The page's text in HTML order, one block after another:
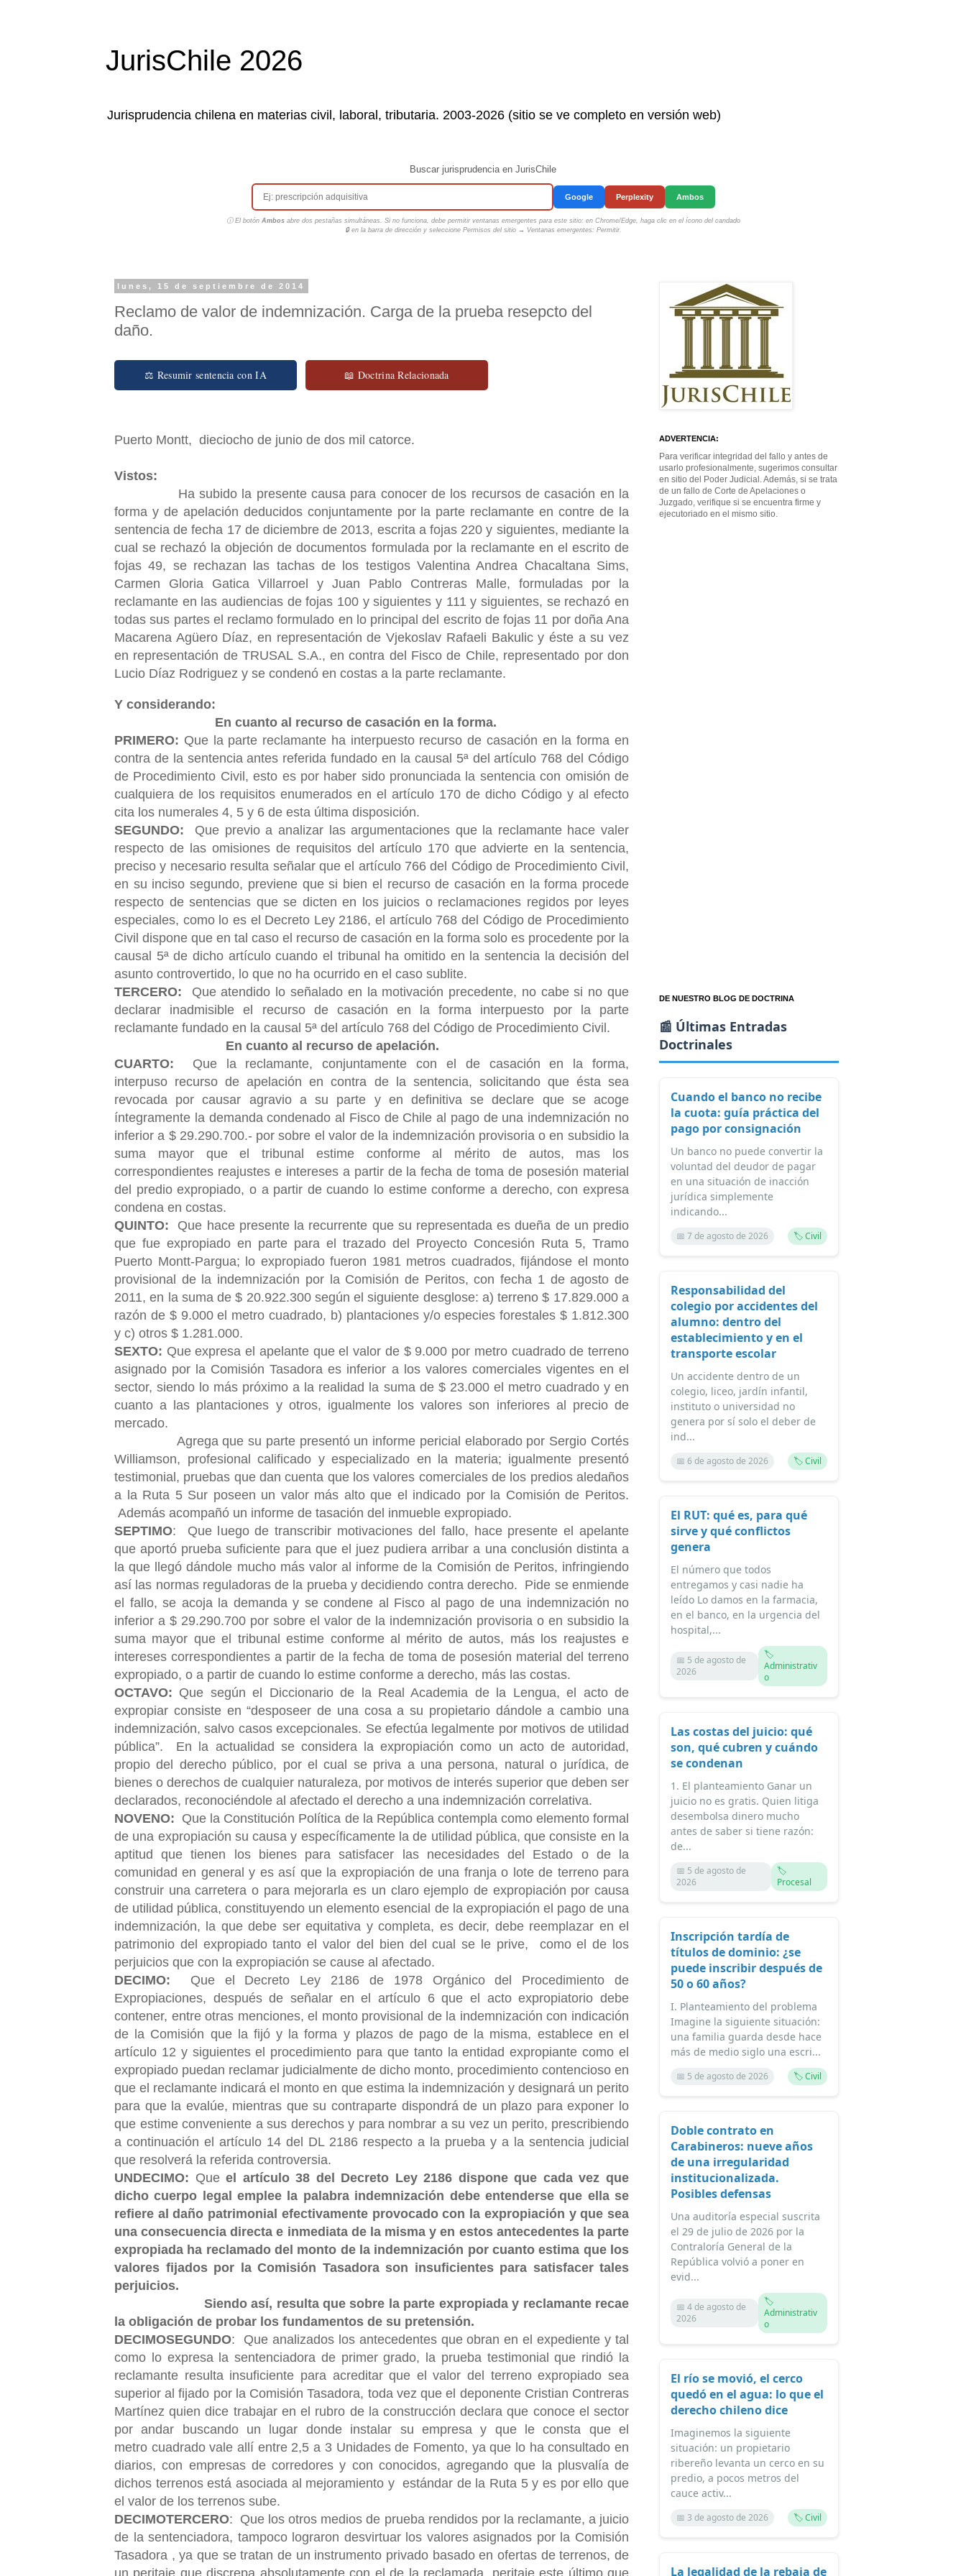
JurisChile 2026
Jurisprudencia chilena en materias civil, laboral, tributaria. 2003-2026 (sitio se ve completo en versión web)
Buscar jurisprudencia en JurisChile
Google Perplexity Ambos
ⓘ El botón Ambosabre dos pestañas simultáneas. Si no funciona, debe permitir ventanas emergentes para este sitio: en Chrome/Edge, haga clic en el ícono del candado
🔒 en la barra de dirección y seleccione Permisos del sitio → Ventanas emergentes: Permitir.
lunes, 15 de septiembre de 2014
Reclamo de valor de indemnización. Carga de la prueba resepcto del
daño.
⚖ Resumir sentencia con IA 📖 Doctrina Relacionada
Puerto Montt, dieciocho de junio de dos mil catorce.
Vistos:
Ha subido la presente causa para conocer de los recursos de casación en la
forma y de apelación deducidos conjuntamente por la parte reclamante en contre de la
sentencia de fecha 17 de diciembre de 2013, escrita a fojas 220 y siguientes, mediante la
cual se rechazó la objeción de documentos formulada por la reclamante en el escrito de
fojas 49, se rechazan las tachas de los testigos Valentina Andrea Chacaltana Sims,
Carmen Gloria Gatica Villarroel y Juan Pablo Contreras Malle, formuladas por la
reclamante en las audiencias de fojas 100 y siguientes y 111 y siguientes, se rechazó en
todas sus partes el reclamo formulado en lo principal del escrito de fojas 11 por doña Ana
Macarena Agüero Díaz, en representación de Vjekoslav Rafaeli Bakulic y éste a su vez
en representación de TRUSAL S.A., en contra del Fisco de Chile, representado por don
Lucio Díaz Rodriguez y se condenó en costas a la parte reclamante.
Y considerando:
En cuanto al recurso de casación en la forma.
PRIMERO: Que la parte reclamante ha interpuesto recurso de casación en la forma en
contra de la sentencia antes referida fundado en la causal 5ª del artículo 768 del Código
de Procedimiento Civil, esto es por haber sido pronunciada la sentencia con omisión de
cualquiera de los requisitos enumerados en el artículo 170 de dicho Código y al efecto
cita los numerales 4, 5 y 6 de esta última disposición.
SEGUNDO:
Que previo a analizar las argumentaciones que la reclamante hace valer
respecto de las omisiones de requisitos del artículo 170 que advierte en la sentencia,
preciso y necesario resulta señalar que el artículo 766 del Código de Procedimiento Civil,
en su inciso segundo, previene que si bien el recurso de casación en la forma procede
respecto de sentencias que se dicten en los juicios o reclamaciones regidos por leyes
especiales, como lo es el Decreto Ley 2186, el artículo 768 del Código de Procedimiento
Civil dispone que en tal caso el recurso de casación en la forma solo es procedente por la
causal 5ª de dicho artículo cuando el tribunal ha omitido en la sentencia la decisión del
asunto controvertido, lo que no ha ocurrido en el caso sublite.
TERCERO: Que atendido lo señalado en la motivación precedente, no cabe si no que
declarar inadmisible el recurso de casación en la forma interpuesto por la parte
reclamante fundado en la causal 5ª del artículo 768 del Código de Procedimiento Civil.
En cuanto al recurso de apelación.
CUARTO: Que la reclamante, conjuntamente con el de casación en la forma,
interpuso recurso de apelación en contra de la sentencia, solicitando que ésta sea
revocada por causar agravio a su parte y en definitiva se declare que se acoge
íntegramente la demanda condenado al Fisco de Chile al pago de una indemnización no
inferior a $ 29.290.700.- por sobre el valor de la indemnización provisoria o en subsidio la
suma mayor que el tribunal estime conforme al mérito de autos, mas los
correspondientes reajustes e intereses a partir de la fecha de toma de posesión material
del predio expropiado, o a partir de cuando lo estime conforme a derecho, con expresa
condena en costas.
QUINTO: Que hace presente la recurrente que su representada es dueña de un predio
que fue expropiado en parte para el trazado del Proyecto Concesión Ruta 5, Tramo
Puerto Montt-Pargua; lo expropiado fueron 1981 metros cuadrados, fijándose el monto
provisional de la indemnización por la Comisión de Peritos, con fecha 1 de agosto de
2011, en la suma de $ 20.922.300 según el siguiente desglose: a) terreno $ 17.829.000 a
razón de $ 9.000 el metro cuadrado, b) plantaciones y/o especies forestales $ 1.812.300
y c) otros $ 1.281.000.
SEXTO: Que expresa el apelante que el valor de $ 9.000 por metro cuadrado de terreno
asignado por la Comisión Tasadora es inferior a los valores comerciales vigentes en el
sector, siendo lo más próximo a la realidad la suma de $ 23.000 el metro cuadrado y en
cuanto a las plantaciones y otros, igualmente los valores son inferiores al precio de
mercado.
Agrega que su parte presentó un informe pericial elaborado por Sergio Cortés
Williamson, profesional calificado y especializado en la materia; igualmente presentó
testimonial, pruebas que dan cuenta que los valores comerciales de los predios aledaños
a la Ruta 5 Sur poseen un valor más alto que el indicado por la Comisión de Peritos.
Además acompañó un informe de tasación del inmueble expropiado.
SEPTIMO: Que luego de transcribir motivaciones del fallo, hace presente el apelante
que aportó prueba suficiente para que el juez pudiera arribar a una conclusión distinta a
la que llegó dándole mucho más valor al informe de la Comisión de Peritos, infringiendo
así las normas reguladoras de la prueba y decidiendo contra derecho. Pide se enmiende
el fallo, se acoja la demanda y se condene al Fisco al pago de una indemnización no
inferior a $ 29.290.700 por sobre el valor de la indemnización provisoria o en subsidio la
suma mayor que el tribunal estime conforme al mérito de autos, más los reajustes e
intereses correspondientes a partir de la fecha de toma de posesión material del terreno
expropiado, o a partir de cuando lo estime conforme a derecho, más las costas.
OCTAVO: Que según el Diccionario de la Real Academia de la Lengua, el acto de
expropiar consiste en “desposeer de una cosa a su propietario dándole a cambio una
indemnización, salvo casos excepcionales. Se efectúa legalmente por motivos de utilidad
pública”. En la actualidad se considera la expropiación como un acto de autoridad,
propiodel derecho público, por el cual se priva a una persona, natural o jurídica, de
bienes o derechos de cualquier naturaleza, por motivos de interés superior que deben ser
declarados, reconociéndole al afectado el derecho a una indemnización correlativa.
NOVENO: Que la Constitución Política de la República contempla como elemento formal
de una expropiación su causa y específicamente la de utilidad pública, que consiste en la
aptitud que tienen los bienes para satisfacer las necesidades del Estado o de la
comunidad en general y es así que la expropiación de una franja o lote de terreno para
construir una carretera o para mejorarla es un claro ejemplo de expropiación por causa
de utilidad pública, constituyendo un elemento esencial de la expropiación el pago de una
indemnización, la que debe ser equitativa y completa, es decir, debe reemplazar en el
patrimonio del expropiado tanto el valor del bien del cual se le prive, como el de los
perjuicios que con la expropiación se cause al afectado.
DECIMO:
Que el Decreto Ley 2186 de 1978 Orgánico del Procedimiento de
Expropiaciones, después de señalar en el artículo 6 que el acto expropiatorio debe
contener, entre otras menciones, el monto provisional de la indemnización con indicación
de la Comisión que la fijó y la forma y plazos de pago de la misma, establece en el
artículo 12 y siguientes el procedimiento para que tanto la entidad expropiante como el
expropiado puedan reclamar judicialmente de dicho monto, procedimiento contencioso en
que el reclamante indicará el monto en que estima la indemnización y designará un perito
para que la evalúe, mientras que su contraparte dispondrá de un plazo para exponer lo
que estime conveniente a sus derechos y para nombrar a su vez un perito, prescribiendo
a continuación el artículo 14 del DL 2186 respecto a la prueba y a la sentencia judicial
que resolverá la referida controversia.
UNDECIMO: Queel artículo 38 del Decreto Ley 2186 dispone que cada vez que
dicho cuerpo legal emplee la palabra indemnización debe entenderse que ella se
refiere al daño patrimonial efectivamente provocado con la expropiación y que sea
una consecuencia directa e inmediata de la misma y en estos antecedentes la parte
expropiada ha reclamado del monto de la indemnización por cuanto estima que los
valores fijados por la Comisión Tasadora son insuficientes para satisfacer tales
perjuicios.
Siendo así, resulta que sobre la parte expropiada y reclamante recae
la obligación de probar los fundamentos de su pretensión.
DECIMOSEGUNDO: Que analizados los antecedentes que obran en el expediente y tal
como lo expresa la sentenciadora de primer grado, la prueba testimonial que rindió la
reclamante resulta insuficiente para acreditar que el valor del terreno expropiado sea
superior al fijado por la Comisión Tasadora, toda vez que el deponente Cristian Contreras
Martínez quien dice trabajar en el rubro de la construcción declara que conoce el sector
por andar buscando un lugar donde instalar su empresa y que le consta que el
metro cuadrado vale allí entre 2,5 a 3 Unidades de Fomento, ya que lo ha consultado en
diarios, con empresas de corredores y con conocidos, agregando que la plusvalía de
dichos terrenos está asociada al mejoramiento y estándar de la Ruta 5 y es por ello que
el valor de los terrenos sube.
DECIMOTERCERO: Que los otros medios de prueba rendidos por la reclamante, a juicio
de la sentenciadora, tampoco lograron desvirtuar los valores asignados por la Comisión
Tasadora , ya que se tratan de un instrumento privado basado en ofertas de terrenos, de
un peritaje que discrepa absolutamente con el de la reclamada, peritaje este último que
ADVERTENCIA:
Para verificar integridad del fallo y antes de
usarlo profesionalmente, sugerimos consultar
en sitio del Poder Judicial. Además, si se trata
de un fallo de Corte de Apelaciones o
Juzgado, verifique si se encuentra firme y
ejecutoriado en el mismo sitio.
DE NUESTRO BLOG DE DOCTRINA
📰 Últimas Entradas
Doctrinales
Cuando el banco no recibe
la cuota: guía práctica del
pago por consignación
Un banco no puede convertir la
voluntad del deudor de pagar
en una situación de inacción
jurídica simplemente
indicando...
📅 7 de agosto de 2026 🏷️ Civil
Responsabilidad del
colegio por accidentes del
alumno: dentro del
establecimiento y en el
transporte escolar
Un accidente dentro de un
colegio, liceo, jardín infantil,
instituto o universidad no
genera por sí solo el deber de
ind...
📅 6 de agosto de 2026 🏷️ Civil
El RUT: qué es, para qué
sirve y qué conflictos
genera
El número que todos
entregamos y casi nadie ha
leído Lo damos en la farmacia,
en el banco, en la urgencia del
hospital,...
📅 5 de agosto de
2026
🏷️
Administrativ
o
Las costas del juicio: qué
son, qué cubren y cuándo
se condenan
1. El planteamiento Ganar un
juicio no es gratis. Quien litiga
desembolsa dinero mucho
antes de saber si tiene razón:
de...
📅 5 de agosto de
2026
🏷️
Procesal
Inscripción tardía de
títulos de dominio: ¿se
puede inscribir después de
50 o 60 años?
I. Planteamiento del problema
Imagine la siguiente situación:
una familia guarda desde hace
más de medio siglo una escri...
📅 5 de agosto de 2026 🏷️ Civil
Doble contrato en
Carabineros: nueve años
de una irregularidad
institucionalizada.
Posibles defensas
Una auditoría especial suscrita
el 29 de julio de 2026 por la
Contraloría General de la
República volvió a poner en
evid...
📅 4 de agosto de
2026
🏷️
Administrativ
o
El río se movió, el cerco
quedó en el agua: lo que el
derecho chileno dice
Imaginemos la siguiente
situación: un propietario
ribereño levanta un cerco en su
predio, a pocos metros del
cauce activ...
📅 3 de agosto de 2026 🏷️ Civil
La legalidad de la rebaja de